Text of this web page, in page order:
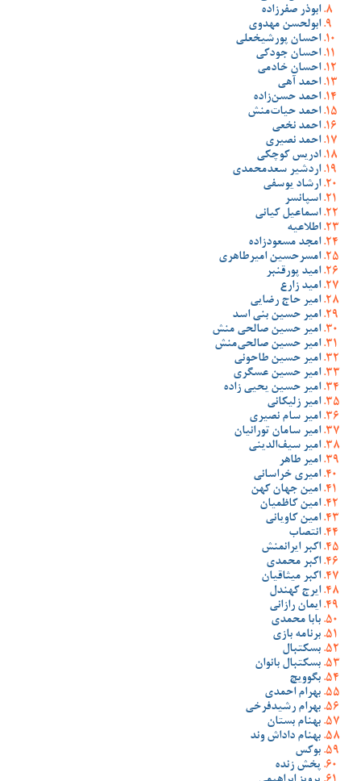
ابوذر صفرزاده
ابولحسن مهدوی
احسان پورشیخعلی
احسان جودکی
احسان خادمی
احمد آهی
احمد حسن‌زاده
احمد حیات‌منش
احمد نخعی
احمد نصیری
ادریس کوچکی
اردشیر سعدمحمدی
ارشاد یوسفی
اسپانسر
اسماعیل کیانی
اطلاعیه
امجد مسعودزاده
امسرحسین امیرطاهری
امید پورقنبر
امید زارع
امیر حاج رضایی
امیر حسین بنی اسد
امیر حسین صالحی منش
امیر حسین صالحی‌منش
امیر حسین طاحونی
امیر حسین عسگری
امیر حسین یحیی زاده
امیر زلیکانی
امیر سام نصیری
امیر سامان تورانیان
امیر سیف‌الدینی
امیر طاهر
امیری خراسانی
امین جهان کهن
امین کاظمیان
امین کاویانی
انتصاب
اکبر ایرانمنش
اکبر محمدی
اکبر میثاقیان
ایرج کهندل
ایمان رازانی
بابا محمدی
برنامه بازی
بسکتبال
بسکتبال بانوان
بگوویچ
بهرام احمدی
بهرام رشیدفرخی
بهنام بستان
بهنام داداش وند
بوکس
پخش زنده